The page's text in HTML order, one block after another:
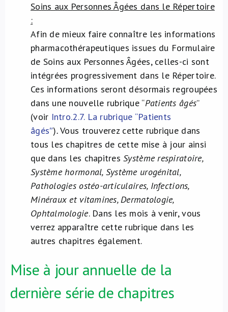
Soins aux Personnes Âgées dans le Répertoire
:
Afin de mieux faire connaître les informations
pharmacothérapeutiques issues du Formulaire
de Soins aux Personnes Âgées, celles-ci sont
intégrées progressivement dans le Répertoire.
Ces informations seront désormais regroupées
dans une nouvelle rubrique “Patients âgés”
(voir Intro.2.7. La rubrique “Patients
âgésʺ).Vous trouverez cette rubrique dans
tous les chapitres de cette mise à jour ainsi
que dans les chapitresSystème respiratoire,
Système hormonal, Système urogénital,
Pathologies ostéo-articulaires, Infections,
Minéraux et vitamines, Dermatologie,
Ophtalmologie. Dans les mois à venir, vous
verrez apparaître cette rubrique dans les
autres chapitres également.
Mise à jour annuelle de la
dernière série de chapitres